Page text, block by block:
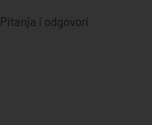
Pitanja i odgovori